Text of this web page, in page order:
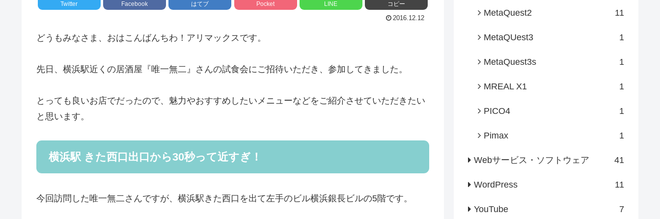
Twitter Facebook はてブ Pocket LINE コピー
2016.12.12
どうもみなさま、おはこんばんちわ！アリマックスです。
先日、横浜駅近くの居酒屋『唯一無二』さんの試食会にご招待いただき、参加してきました。
とっても良いお店でだったので、魅力やおすすめしたいメニューなどをご紹介させていただきたい
と思います。
横浜駅 きた西口出口から30秒って近すぎ！
今回訪問した唯一無二さんですが、横浜駅きた西口を出て左手のビル横浜銀長ビルの5階です。
MetaQuest2 11
MetaQUest3 1
MetaQuest3s 1
MREAL X1 1
PICO4 1
Pimax 1
Webサービス・ソフトウェア 41
WordPress 11
YouTube 7